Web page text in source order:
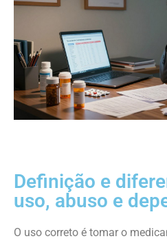
Definição e
uso, abuso e
O uso correto é tomar o